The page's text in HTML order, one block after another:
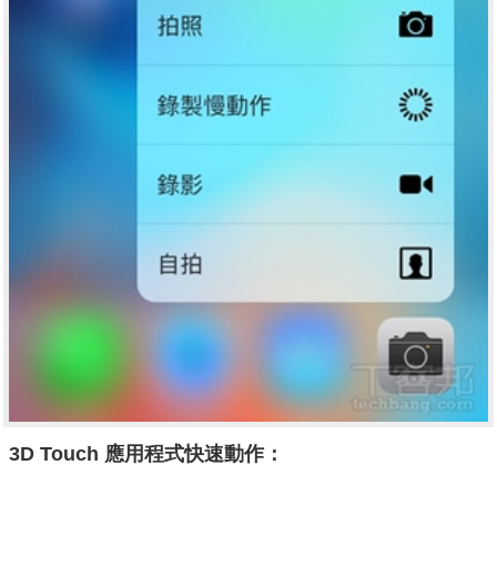
3D Touch 應用程式快速動作：